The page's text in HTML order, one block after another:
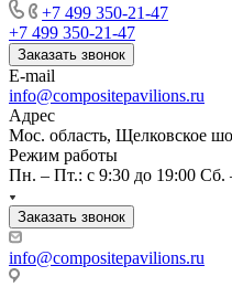
+7 499 350-21-47
+7 499 350-21-47
Заказать звонок
E-mail
info@compositepavilions.ru
Адрес
Мос. область, Щелковское
Режим работы
Пн. – Пт.: с 9:30 до 19:00 Сб.
Заказать звонок
info@compositepavilions.ru